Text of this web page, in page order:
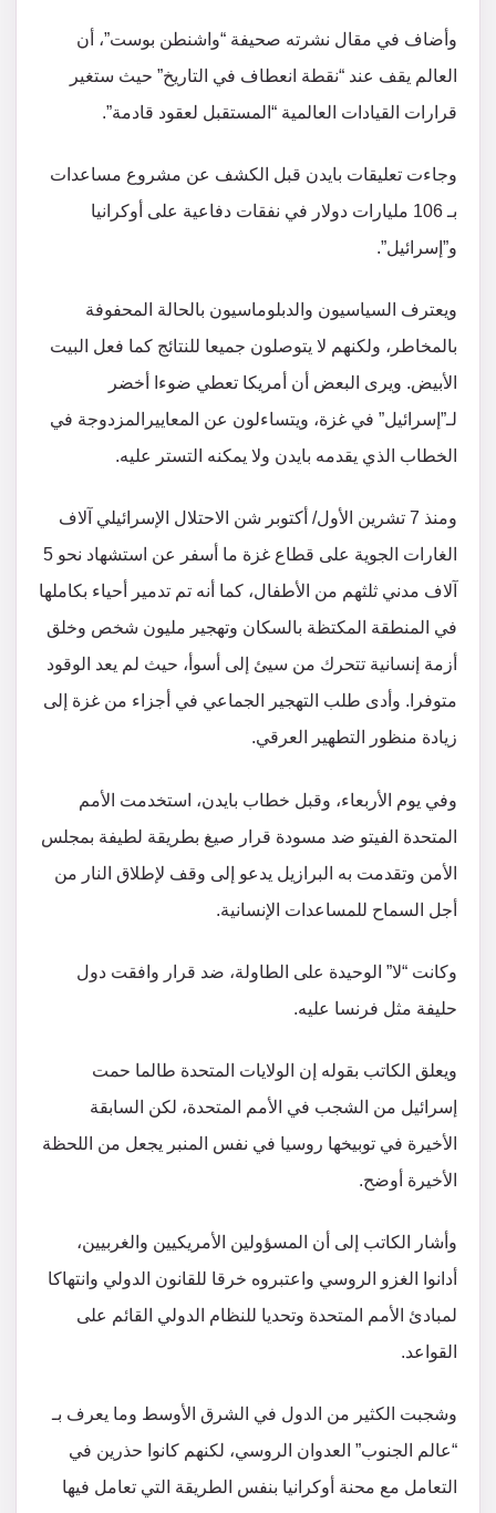
وأضاف في مقال نشرته صحيفة “واشنطن بوست”، أن
العالم يقف عند “نقطة انعطاف في التاريخ” حيث ستغير
قرارات القيادات العالمية “المستقبل لعقود قادمة”.
وجاءت تعليقات بايدن قبل الكشف عن مشروع مساعدات
بـ 106 مليارات دولار في نفقات دفاعية على أوكرانيا
و”إسرائيل”.
ويعترف السياسيون والدبلوماسيون بالحالة المحفوفة
بالمخاطر، ولكنهم لا يتوصلون جميعا للنتائج كما فعل البيت
الأبيض. ويرى البعض أن أمريكا تعطي ضوءا أخضر
لـ”إسرائيل” في غزة، ويتساءلون عن المعاييرالمزدوجة في
الخطاب الذي يقدمه بايدن ولا يمكنه التستر عليه.
ومنذ 7 تشرين الأول/ أكتوبر شن الاحتلال الإسرائيلي آلاف
الغارات الجوية على قطاع غزة ما أسفر عن استشهاد نحو 5
آلاف مدني ثلثهم من الأطفال، كما أنه تم تدمير أحياء بكاملها
في المنطقة المكتظة بالسكان وتهجير مليون شخص وخلق
أزمة إنسانية تتحرك من سيئ إلى أسوأ، حيث لم يعد الوقود
متوفرا. وأدى طلب التهجير الجماعي في أجزاء من غزة إلى
زيادة منظور التطهير العرقي.
وفي يوم الأربعاء، وقبل خطاب بايدن، استخدمت الأمم
المتحدة الفيتو ضد مسودة قرار صيغ بطريقة لطيفة بمجلس
الأمن وتقدمت به البرازيل يدعو إلى وقف لإطلاق النار من
أجل السماح للمساعدات الإنسانية.
وكانت “لا” الوحيدة على الطاولة، ضد قرار وافقت دول
حليفة مثل فرنسا عليه.
ويعلق الكاتب بقوله إن الولايات المتحدة طالما حمت
إسرائيل من الشجب في الأمم المتحدة، لكن السابقة
الأخيرة في توبيخها روسيا في نفس المنبر يجعل من اللحظة
الأخيرة أوضح.
وأشار الكاتب إلى أن المسؤولين الأمريكيين والغربيين،
أدانوا الغزو الروسي واعتبروه خرقا للقانون الدولي وانتهاكا
لمبادئ الأمم المتحدة وتحديا للنظام الدولي القائم على
القواعد.
وشجبت الكثير من الدول في الشرق الأوسط وما يعرف بـ
“عالم الجنوب” العدوان الروسي، لكنهم كانوا حذرين في
التعامل مع محنة أوكرانيا بنفس الطريقة التي تعامل فيها